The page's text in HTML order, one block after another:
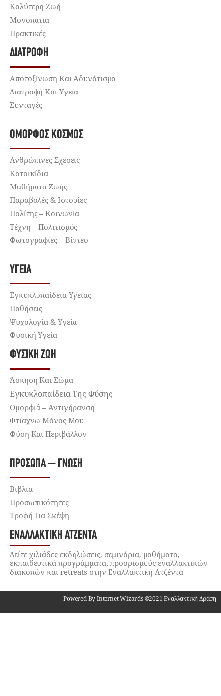
Καλύτερη Ζωή
Μονοπάτια
Πρακτικές
ΔΙΑΤΡΟΦΉ
Αποτοξίνωση Και Αδυνάτισμα
Διατροφή Και Υγεία
Συνταγές
ΌΜΟΡΦΟΣ ΚΌΣΜΟΣ
Ανθρώπινες Σχέσεις
Κατοικίδια
Μαθήματα Ζωής
Παραβολές & Ιστορίες
Πολίτης – Κοινωνία
Τέχνη – Πολιτισμός
Φωτογραφίες – Βίντεο
ΥΓΕΊΑ
Εγκυκλοπαίδεια Υγείας
Παθήσεις
Ψυχολογία & Υγεία
Φυσική Υγεία
ΦΥΣΙΚΉ ΖΩΉ
Άσκηση Και Σώμα
Εγκυκλοπαίδεια Της Φύσης
Ομορφιά – Αντιγήρανση
Φτιάχνω Μόνος Μου
Φύση Και Περιβάλλον
ΠΡΌΣΩΠΑ – ΓΝΏΣΗ
Βιβλία
Προσωπικότητες
Τροφή Για Σκέψη
ΕΝΑΛΛΑΚΤΙΚΉ ΑΤΖΈΝΤΑ
Δείτε χιλιάδες εκδηλώσεις, σεμινάρια, μαθήματα,
εκπαιδευτικά προγράμματα, προορισμούς εναλλακτικών
διακοπών και retreats στην Εναλλακτική Ατζέντα.
Powered By Internet Wizards ©2021 Εναλλακτική Δράση